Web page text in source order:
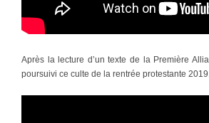
Après la lecture d’un texte de la Première
poursuivi ce culte de la rentrée protestante